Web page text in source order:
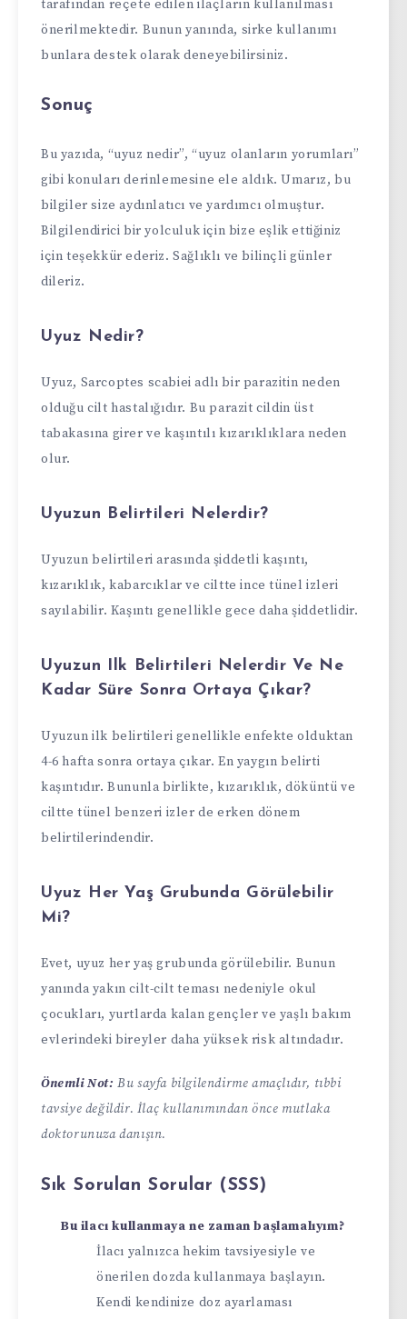
tarafından reçete edilen ilaçların kullanılması
önerilmektedir. Bunun yanında, sirke kullanımı
bunlara destek olarak deneyebilirsiniz.
Sonuç
Bu yazıda, “uyuz nedir”, “uyuz olanların yorumları”
gibi konuları derinlemesine ele aldık. Umarız, bu
bilgiler size aydınlatıcı ve yardımcı olmuştur.
Bilgilendirici bir yolculuk için bize eşlik ettiğiniz
için teşekkür ederiz. Sağlıklı ve bilinçli günler
dileriz.
Uyuz Nedir?
Uyuz, Sarcoptes scabiei adlı bir parazitin neden
olduğu cilt hastalığıdır. Bu parazit cildin üst
tabakasına girer ve kaşıntılı kızarıklıklara neden
olur.
Uyuzun Belirtileri Nelerdir?
Uyuzun belirtileri arasında şiddetli kaşıntı,
kızarıklık, kabarcıklar ve ciltte ince tünel izleri
sayılabilir. Kaşıntı genellikle gece daha şiddetlidir.
Uyuzun Ilk Belirtileri Nelerdir Ve Ne
Kadar Süre Sonra Ortaya Çıkar?
Uyuzun ilk belirtileri genellikle enfekte olduktan
4-6 hafta sonra ortaya çıkar. En yaygın belirti
kaşıntıdır. Bununla birlikte, kızarıklık, döküntü ve
ciltte tünel benzeri izler de erken dönem
belirtilerindendir.
Uyuz Her Yaş Grubunda Görülebilir
Mi?
Evet, uyuz her yaş grubunda görülebilir. Bunun
yanında yakın cilt-cilt teması nedeniyle okul
çocukları, yurtlarda kalan gençler ve yaşlı bakım
evlerindeki bireyler daha yüksek risk altındadır.
Önemli Not: Bu sayfa bilgilendirme amaçlıdır, tıbbi
tavsiye değildir. İlaç kullanımından önce mutlaka
doktorunuza danışın.
Sık Sorulan Sorular (SSS)
Bu ilacı kullanmaya ne zaman başlamalıyım?
İlacı yalnızca hekim tavsiyesiyle ve
önerilen dozda kullanmaya başlayın.
Kendi kendinize doz ayarlaması